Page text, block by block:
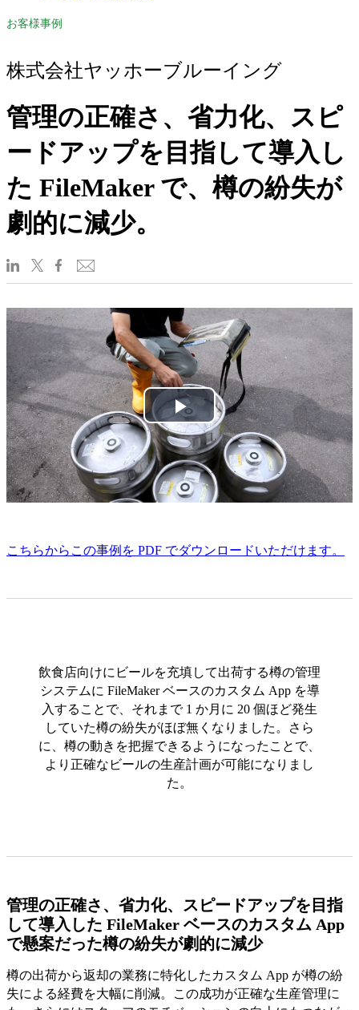
お客様事例
株式会社ヤッホーブルーイング
管理の正確さ、省力化、スピ
ードアップを目指して導入し
た FileMaker で、樽の紛失が
劇的に減少。
Play
Video
こちらからこの事例を PDF でダウンロードいただけます。
飲食店向けにビールを充填して出荷する樽の管理
システムに FileMaker ベースのカスタム App を導
入することで、それまで 1 か月に 20 個ほど発生
していた樽の紛失がほぼ無くなりました。さら
に、樽の動きを把握できるようになったことで、
より正確なビールの生産計画が可能になりまし
た。
管理の正確さ、省力化、スピードアップを目指
して導入した FileMaker ベースのカスタム App
で懸案だった樽の紛失が劇的に減少
樽の出荷から返却の業務に特化したカスタム App が樽の紛
失による経費を大幅に削減。この成功が正確な生産管理に